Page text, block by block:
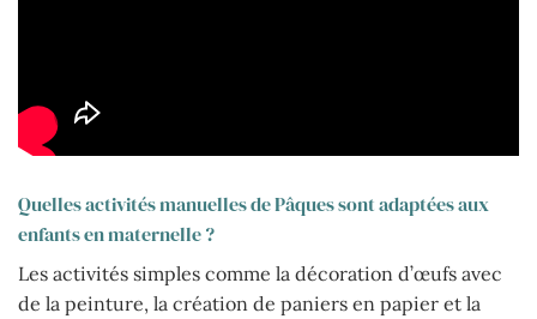
Quelles activités manuelles de Pâques sont adaptées aux
enfants en maternelle ?
Les activités simples comme la décoration d’œufs avec
de la peinture, la création de paniers en papier et la